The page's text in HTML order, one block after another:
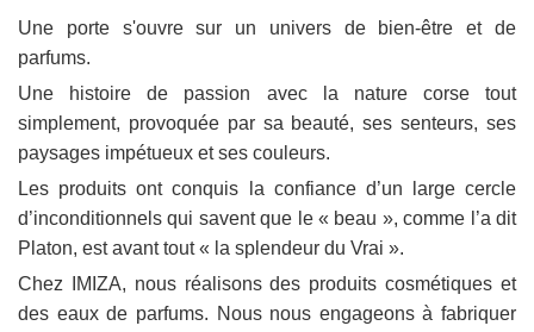
Une porte s'ouvre sur un univers de bien-être et de
parfums.
Une histoire de passion avec la nature corse tout
simplement, provoquée par sa beauté, ses senteurs, ses
paysages impétueux et ses couleurs.
Les produits ont conquis la confiance d’un large cercle
d’inconditionnels qui savent que le « beau », comme l’a dit
Platon, est avant tout « la splendeur du Vrai ».
Chez IMIZA, nous réalisons des produits cosmétiques et
des eaux de parfums. Nous nous engageons à fabriquer